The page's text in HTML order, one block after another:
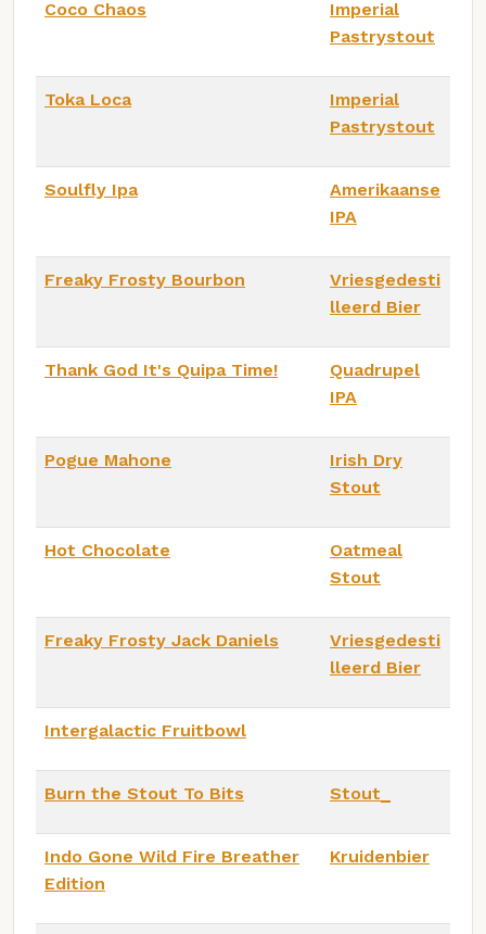
Coco Chaos
Imperial
Pastrystout
Toka Loca
Imperial
Pastrystout
Soulfly Ipa
Amerikaanse
IPA
Freaky Frosty Bourbon
Vriesgedesti
lleerd Bier
Thank God It's Quipa Time!
Quadrupel
IPA
Pogue Mahone
Irish Dry
Stout
Hot Chocolate
Oatmeal
Stout
Freaky Frosty Jack Daniels
Vriesgedesti
lleerd Bier
Intergalactic Fruitbowl
Burn the Stout To Bits Stout_
Indo Gone Wild Fire Breather
Edition
Kruidenbier